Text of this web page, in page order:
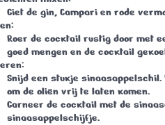
Giet de gin, Campari en rode
:
Roer de cocktail rustig door met
goed mengen en de cocktail
:
Snijd een stukje
om de oliën vrij te laten komen.
Garneer de cocktail met de
sinaasappelschijfje.